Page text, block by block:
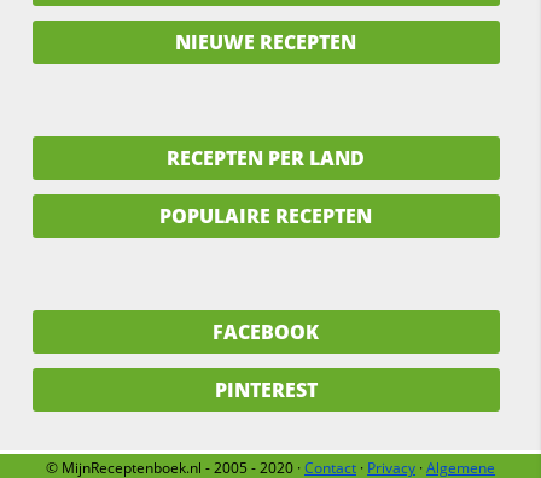
NIEUWE RECEPTEN
RECEPTEN PER LAND
POPULAIRE RECEPTEN
FACEBOOK
PINTEREST
© MijnReceptenboek.nl - 2005 - 2020 ·Contact · Privacy ·Algemene